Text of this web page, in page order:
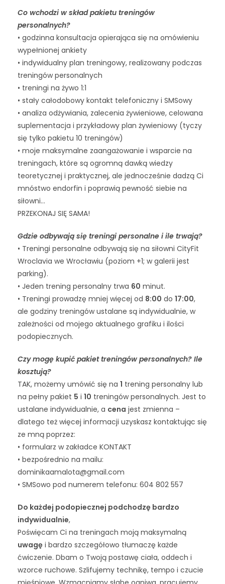
Co wchodzi w skład pakietu treningów
personalnych?
• godzinna konsultacja opierająca się na omówieniu
wypełnionej ankiety
• indywidualny plan treningowy, realizowany podczas
treningów personalnych
• treningi na żywo 1:1
• stały całodobowy kontakt telefoniczny i SMSowy
• analiza odżywiania, zalecenia żywieniowe, celowana
suplementacja i przykładowy plan żywieniowy (tyczy
się tylko pakietu 10 treningów)
• moje maksymalne zaangażowanie i wsparcie na
treningach, które są ogromną dawką wiedzy
teoretycznej i praktycznej, ale jednocześnie dadzą Ci
mnóstwo endorfin i poprawią pewność siebie na
siłowni…
PRZEKONAJ SIĘ SAMA!
Gdzie odbywają się treningi personalne i ile trwają?
• Treningi personalne odbywają się na siłowni CityFit
Wroclavia we Wrocławiu (poziom +1; w galerii jest
parking).
• Jeden trening personalny trwa 60 minut.
• Treningi prowadzę mniej więcej od 8:00 do 17:00,
ale godziny treningów ustalane są indywidualnie, w
zależności od mojego aktualnego grafiku i ilości
podopiecznych.
Czy mogę kupić pakiet treningów personalnych? Ile
kosztują?
TAK, możemy umówić się na 1 trening personalny lub
na pełny pakiet 5 i 10 treningów personalnych. Jest to
ustalane indywidualnie, a cena jest zmienna –
dlatego też więcej informacji uzyskasz kontaktując się
ze mną poprzez:
• formularz w zakładce KONTAKT
• bezpośrednio na mailu:
dominikaamalota@gmail.com
• SMSowo pod numerem telefonu: 604 802 557
Do każdej podopiecznej podchodzę bardzo
indywidualnie,
Poświęcam Ci na treningach moją maksymalną
uwagę i bardzo szczegółowo tłumaczę każde
ćwiczenie. Dbam o Twoją postawę ciała, oddech i
wzorce ruchowe. Szlifujemy technikę, tempo i czucie